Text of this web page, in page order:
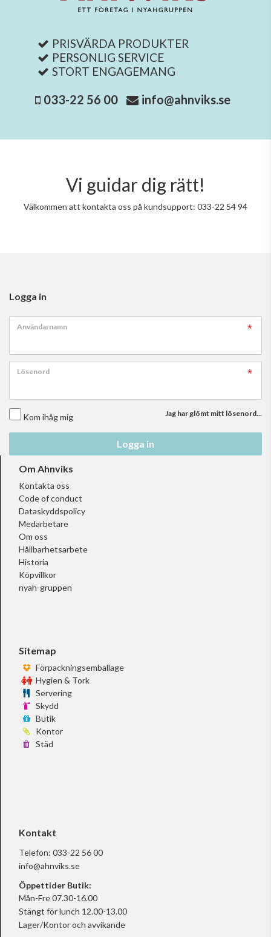
PRISVÄRDA PRODUKTER
PERSONLIG SERVICE
STORT ENGAGEMANG
033-22 56 00 info@ahnviks.se
Vi guidar dig rätt!
Välkommen att kontakta oss på kundsupport: 033-22 54 94
Logga in
Användarnamn
Lösenord
Kom ihåg mig Jag har glömt mitt lösenord...
Logga in
Om Ahnviks
Kontakta oss
Code of conduct
Dataskyddspolicy
Medarbetare
Om oss
Hållbarhetsarbete
Historia
Köpvillkor
nyah-gruppen
Sitemap
Förpackningsemballage
Hygien & Tork
Servering
Skydd
Butik
Kontor
Städ
Kontakt
Telefon: 033-22 56 00
info@ahnviks.se
Öppettider Butik:
Mån-Fre 07.30-16.00
Stängt för lunch 12.00-13.00
Lager/Kontor och avvikande